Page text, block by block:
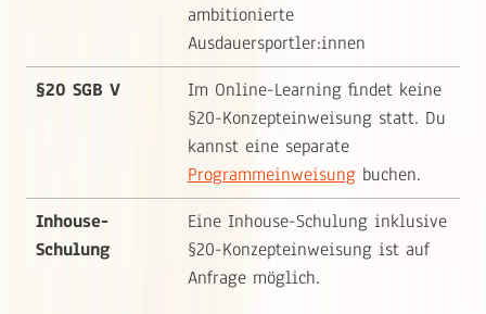
ambitionierte
Ausdauersportler:innen
§20 SGB V
Im Online-Learning findet keine
§20-Konzepteinweisung statt. Du
kannst eine separate
Programmeinweisungbuchen.
Inhouse-
Schulung
Eine Inhouse-Schulung inklusive
§20-Konzepteinweisung ist auf
Anfrage möglich.